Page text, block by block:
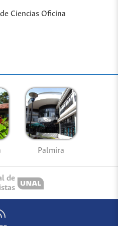
Ciencias Oficina
Palmira
de